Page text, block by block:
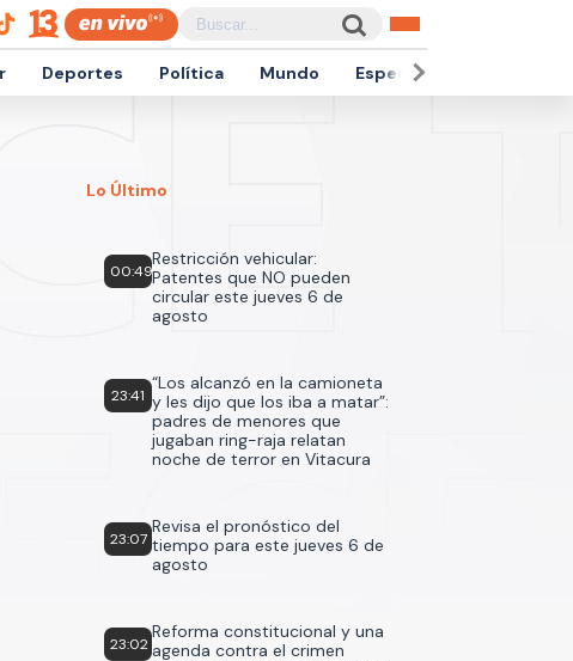
Deportes Política Mundo Espectáculos
Lo Último
00:49
Restricción vehicular:
Patentes que NO pueden
circular este jueves 6 de
agosto
23:41
“Los alcanzó en la camioneta
y les dijo que los iba a matar”:
padres de menores que
jugaban ring-raja relatan
noche de terror en Vitacura
23:07
Revisa el pronóstico del
tiempo para este jueves 6 de
agosto
23:02
Reforma constitucional y una
agenda contra el crimen